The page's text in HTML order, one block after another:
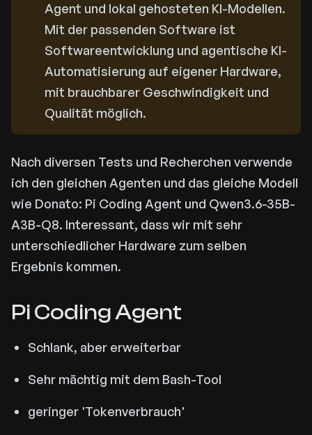
Agent und lokal gehosteten KI-Modellen.
Mit der passenden Software ist
Softwareentwicklung und agentische KI-
Automatisierung auf eigener Hardware,
mit brauchbarer Geschwindigkeit und
Qualität möglich.
Nach diversen Tests und Recherchen verwende
ich den gleichen Agenten und das gleiche Modell
wie Donato: Pi Coding Agent und Qwen3.6-35B-
A3B-Q8. Interessant, dass wir mit sehr
unterschiedlicher Hardware zum selben
Ergebnis kommen.
Pi Coding Agent
Schlank, aber erweiterbar
Sehr mächtig mit dem Bash-Tool
geringer 'Tokenverbrauch'